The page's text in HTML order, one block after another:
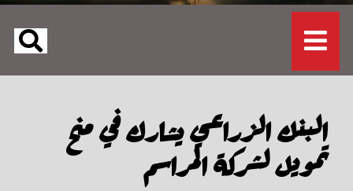
البنك الزراعي يشارك في منح
تمويل لشركة المراسم